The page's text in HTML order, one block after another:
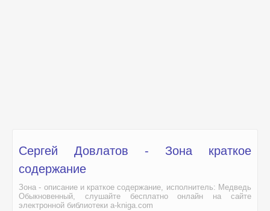
Сергей Довлатов - Зона краткое
содержание
Зона - описание и краткое содержание, исполнитель: Медведь
Обыкновенный, слушайте бесплатно онлайн на сайте
электронной библиотеки a-kniga.com